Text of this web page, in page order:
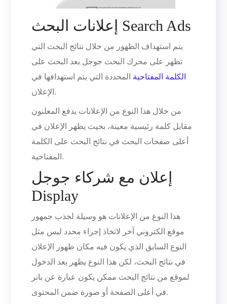
إعلانات البحث Search Ads
يتم استهداف الظهور من خلال نتائج البحث التي
تظهر على محرك البحث جوجل بعد البحث على
الكلمة المفتاحية المحددة التي يتم استهدافها في
الإعلان.
من خلال هذا النوع من الإعلانات يدفع المعلنون
مقابل كلمة رئيسية معينة، بحيث يظهر الإعلان في
أعلى صفحات البحث في نتائج البحث على الكلمة
المفتاحية.
إعلان مع شركاء جوجل
Display
هذا النوع من الإعلانات هو وسيلة لجذب جمهور
موقع الكتروني آخر لاتخاذ إجراء محدد ليس مثل
النوع السابق الذي يكون فيه مكان ظهور الإعلان
في نتائج البحث، لكن هذا النوع يظهر بعد الدخول
لموقع من نتائج البحث ممكن يكون عبارة عن بانر
في أعلى الصفحة أو صورة ضمن المحتوى.